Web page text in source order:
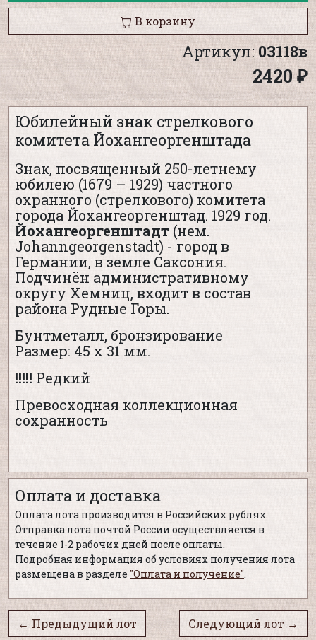
В корзину
Артикул:03118в
2420 ₽
Юбилейный знак стрелкового
комитета Йохангеоргенштада
Знак, посвященный 250-летнему
юбилею (1679 – 1929) частного
охранного (стрелкового) комитета
города Йохангеоргенштад. 1929 год.
Йохангеоргенштадт (нем.
Johanngeorgenstadt) - город в
Германии, в земле Саксония.
Подчинён административному
округу Хемниц, входит в состав
района Рудные Горы.
Бунтметалл, бронзирование
Размер: 45 х 31 мм.
!!!!! Редкий
Превосходная коллекционная
сохранность
Оплата и доставка
Оплата лота производится в Российских рублях.
Отправка лота почтой России осуществляется в
течение 1-2 рабочих дней после оплаты.
Подробная информация об условиях получения лота
размещена в разделе "Оплата и получение".
← Предыдущий лот Следующий лот →